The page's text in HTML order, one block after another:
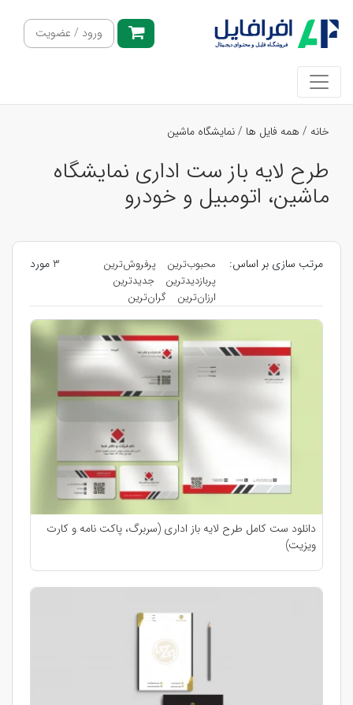
ورود / عضویت
خانه / همه فایل ها /نمایشگاه ماشین
طرح لایه باز ست اداری نمایشگاه
ماشین، اتومبیل و خودرو
مرتب سازی بر اساس: محبوب‌ترین
پرفروش‌ترین
پربازدیدترین
جدیدترین
ارزان‌ترین
گران‌ترین
3 مورد
دانلود ست کامل طرح لایه باز اداری (سربرگ، پاکت نامه و کارت
ویزیت)